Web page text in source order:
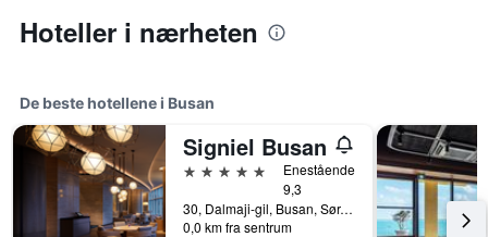
Hoteller i nærheten
De beste hotellene i Busan
Signiel Busan
5 stjerner
Enestående
9,3
30, Dalmaji-gil, Busan, Sør-Korea
0,0 km fra sentrum